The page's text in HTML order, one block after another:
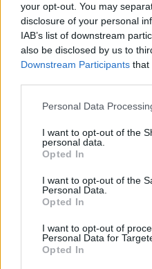
your opt-out. You may
disclosure of your personal
IAB’s list of downstream
also be disclosed by us to
Downstream Participants that
Personal Data
I want to opt-out of the
personal data.
Opted In
I want to opt-out of the
Personal Data.
Opted In
I want to opt-out of
Personal Data for
Opted In